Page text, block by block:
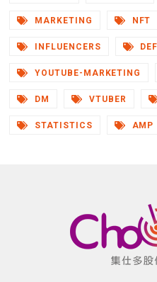
MARKETING NFT
INFLUENCERS DEFI
YOUTUBE-MARKETING
DM VTUBER
STATISTICS AMP